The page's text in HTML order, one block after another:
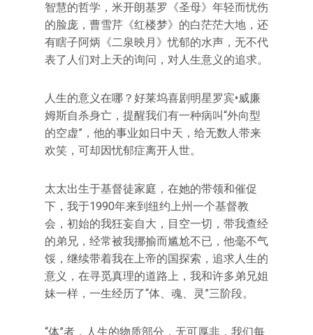
智慧的哲学，米开朗基罗《圣母》年轻而忧伤
的脸庞，曹雪芹《红楼梦》的白茫茫大地，还
有瞎子阿炳《二泉映月》忧郁的水声，无不代
表了人们对上天的询问，对人生意义的追求。
人生的意义在哪？好莱坞喜剧明星罗宾•威廉
姆斯自杀身亡，提醒我们有一种病叫“外向型
的空虚”，他的事业如日中天，给无数人带来
欢笑，可却因忧郁症离开人世。
太太出生于基督徒家庭，在她的带领和催促
下，我于1990年来到纽约上州一个基督教
会，初始的我狂妄自大，目空一切，带我查经
的弟兄，经常被我挪揄而尴尬不已，他毫不气
馁，继续带着我在上帝的国探索，追求人生的
意义，在寻觅真理的道路上，我和许多弟兄姐
妹一样，一生经历了“体、魂、灵”三阶段。
“体”者，人生的物质部分，无可厚非，我们每